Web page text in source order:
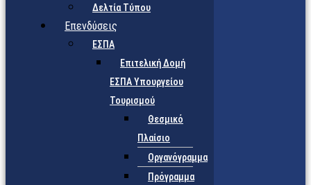
Δελτία Τύπου
Επενδύσεις
ΕΣΠΑ
Επιτελική Δομή
ΕΣΠΑ Υπουργείου
Τουρισμού
Θεσμικό
Πλαίσιο
Οργανόγραμμα
Πρόγραμμα